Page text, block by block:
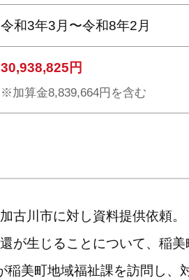
令和3年3月〜令和8年2月
30,938,825円
※加算金8,839,664円を含む
古川市に対し資料提供依頼。
が生じることについて、稲美
稲美町地域福祉課を訪問し、